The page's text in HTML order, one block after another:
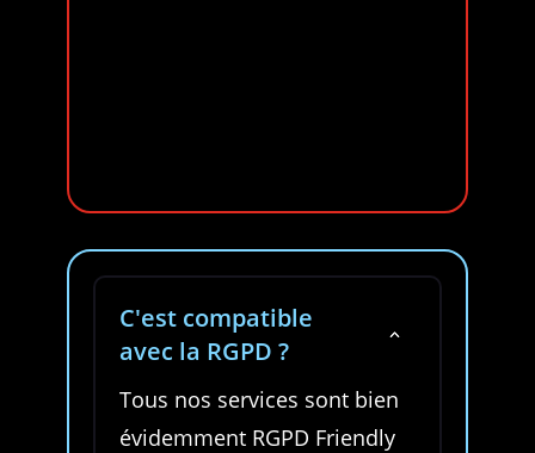
2
C'est compatible
avec la RGPD ?
Tous nos services sont bien
évidemment RGPD Friendly